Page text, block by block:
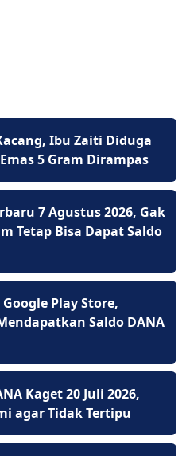
Ibu Zaiti Diduga
5 Gram Dirampas
7 Agustus 2026, Gak
Tetap Bisa Dapat Saldo
Play Store,
Saldo DANA
Kaget 20 Juli 2026,
agar Tidak Tertipu